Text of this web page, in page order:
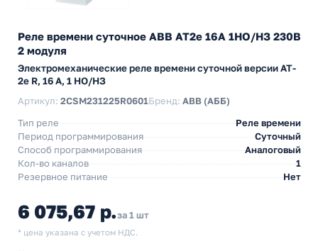
Реле времени суточное ABB AT2e 16А 1НО/НЗ 230В
2 модуля
Электромеханические реле времени суточной версии AT-
2e R, 16 А, 1 НО/НЗ
Артикул: 2CSM231225R0601Бренд: ABB (АББ)
Тип реле
Реле времени
Период программирования
Суточный
Способ программирования
Аналоговый
Кол-во каналов
1
Резервное питание
Нет
6 075,67 р.за 1 шт
* цена указана с учетом НДС.